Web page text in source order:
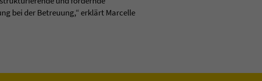
bei der Betreuung,“ erklärt Marcelle